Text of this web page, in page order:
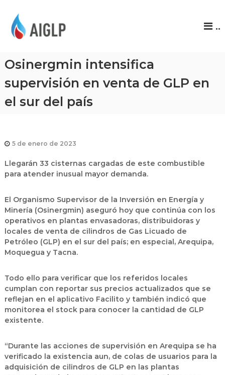
P
..
Osinergmin intensifica
supervisión en venta de GLP en
el sur del país
5 de enero de 2023
Llegarán 33 cisternas cargadas de este combustible
para atender inusual mayor demanda.
El Organismo Supervisor de la Inversión en Energía y
Minería (Osinergmin) aseguró hoy que continúa con los
operativos en plantas envasadoras, distribuidoras y
locales de venta de cilindros de Gas Licuado de
Petróleo (GLP) en el sur del país; en especial, Arequipa,
Moquegua y Tacna.
Todo ello para verificar que los referidos locales
cumplan con reportar sus precios actualizados que se
reflejan en el aplicativo Facilito y también indicó que
monitorea el stock para conocer la cantidad de GLP
existente.
“Durante las acciones de supervisión en Arequipa se ha
verificado la existencia aun, de colas de usuarios para la
adquisición de cilindros de GLP en las plantas